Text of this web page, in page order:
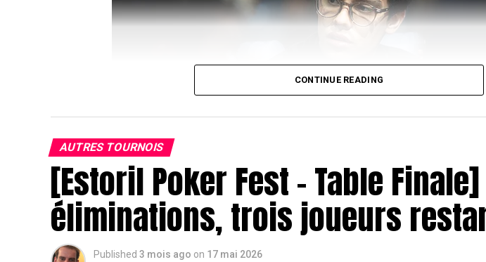
CONTINUE READING
AUTRES TOURNOIS
[Estoril Poker Fest – Table
éliminations, trois joueurs
Published 3 mois ago on 17 mai 2026